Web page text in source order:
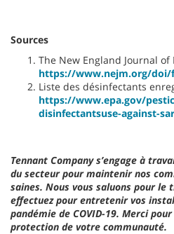
Sources
The New England Journal of
https://www.nejm.org/doi/
Liste des désinfectants
https://www.epa.gov/
disinfectantsuse-against-
Tennant Company s’engage à
du secteur pour maintenir nos
saines. Nous vous saluons pour le
effectuez pour entretenir vos
pandémie de COVID-19. Merci
protection de votre communauté.